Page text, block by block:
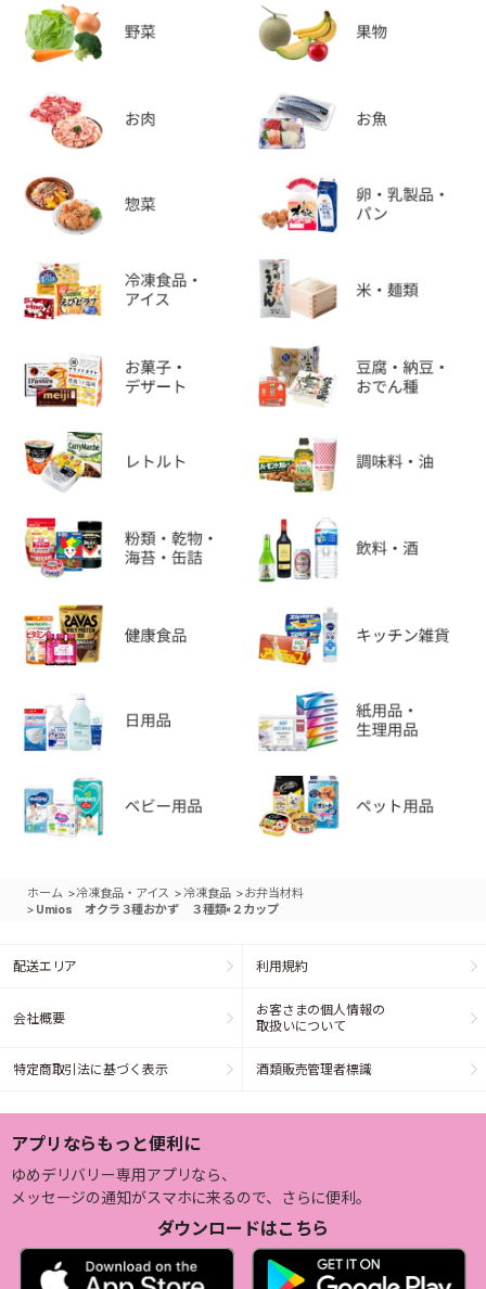
ホーム >冷凍食品・アイス > 冷凍食品 >お弁当材料
> Umios オクラ３種おかず ３種類×２カップ
配送エリア 利用規約
会社概要
お客さまの個人情報の
取扱いについて
特定商取引法に基づく表示 酒類販売管理者標識
アプリならもっと便利に
ゆめデリバリー専用アプリなら、
メッセージの通知がスマホに来るので、さらに便利。
ダウンロードはこちら